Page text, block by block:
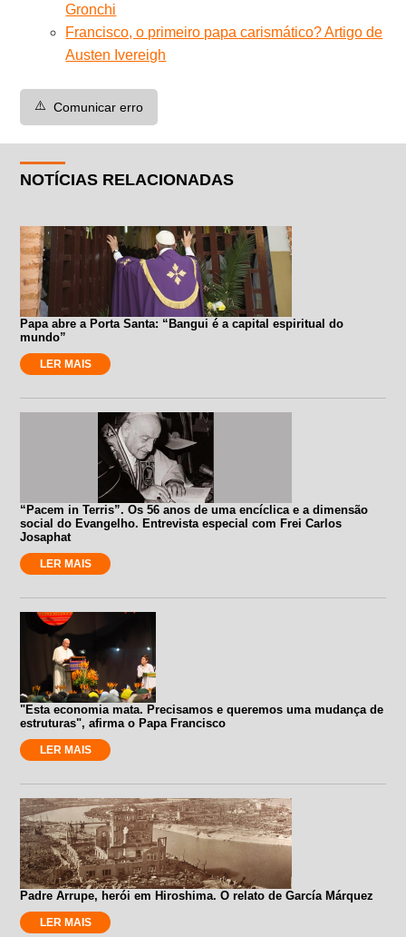
Gronchi
Francisco, o primeiro papa carismático? Artigo de
Austen Ivereigh
⚠️ Comunicar erro
NOTÍCIAS RELACIONADAS
Papa abre a Porta Santa: “Bangui é a capital espiritual do
mundo”
LER MAIS
“Pacem in Terris”. Os 56 anos de uma encíclica e a dimensão
social do Evangelho. Entrevista especial com Frei Carlos
Josaphat
LER MAIS
"Esta economia mata. Precisamos e queremos uma mudança de
estruturas", afirma o Papa Francisco
LER MAIS
Padre Arrupe, herói em Hiroshima. O relato de García Márquez
LER MAIS